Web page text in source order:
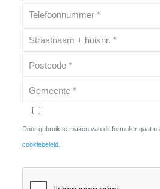
Door gebruik te maken van dit formulier gaat u
cookiebeleid.